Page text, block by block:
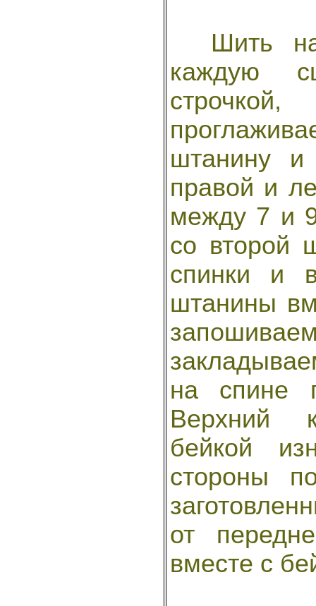
Шить
каждую
штанину
правой и
между 7 и
со второй
спинки и
штанины
на спине
Верхний
бейкой
стороны
от
вместе с